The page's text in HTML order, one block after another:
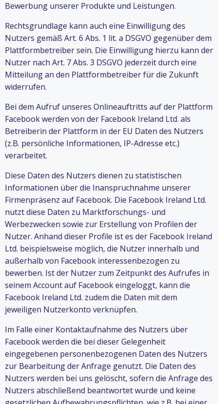
Bewerbung unserer Produkte und Leistungen.
Rechtsgrundlage kann auch eine Einwilligung des
Nutzers gemäß Art. 6 Abs. 1 lit. a DSGVO gegenüber dem
Plattformbetreiber sein. Die Einwilligung hierzu kann der
Nutzer nach Art. 7 Abs. 3 DSGVO jederzeit durch eine
Mitteilung an den Plattformbetreiber für die Zukunft
widerrufen.
Bei dem Aufruf unseres Onlineauftritts auf der Plattform
Facebook werden von der Facebook Ireland Ltd. als
Betreiberin der Plattform in der EU Daten des Nutzers
(z.B. persönliche Informationen, IP-Adresse etc.)
verarbeitet.
Diese Daten des Nutzers dienen zu statistischen
Informationen über die Inanspruchnahme unserer
Firmenpräsenz auf Facebook. Die Facebook Ireland Ltd.
nutzt diese Daten zu Marktforschungs- und
Werbezwecken sowie zur Erstellung von Profilen der
Nutzer. Anhand dieser Profile ist es der Facebook Ireland
Ltd. beispielsweise möglich, die Nutzer innerhalb und
außerhalb von Facebook interessenbezogen zu
bewerben. Ist der Nutzer zum Zeitpunkt des Aufrufes in
seinem Account auf Facebook eingeloggt, kann die
Facebook Ireland Ltd. zudem die Daten mit dem
jeweiligen Nutzerkonto verknüpfen.
Im Falle einer Kontaktaufnahme des Nutzers über
Facebook werden die bei dieser Gelegenheit
eingegebenen personenbezogenen Daten des Nutzers
zur Bearbeitung der Anfrage genutzt. Die Daten des
Nutzers werden bei uns gelöscht, sofern die Anfrage des
Nutzers abschließend beantwortet wurde und keine